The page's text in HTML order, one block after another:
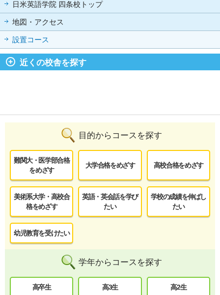
日米英語学院 四条校トップ
地図・アクセス
設置コース
近くの校舎を探す
目的からコースを探す
難関大・医学部合格
をめざす
大学合格をめざす 高校合格をめざす
美術系大学・高校合
格をめざす
英語・英会話を学び
たい
学校の成績を伸ばし
たい
幼児教育を受けたい
学年からコースを探す
高卒生 高3生 高2生